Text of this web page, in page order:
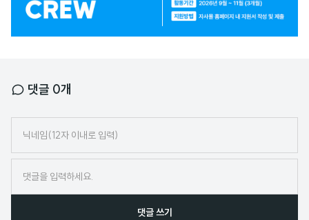
댓글 0개
임
댓글 쓰기